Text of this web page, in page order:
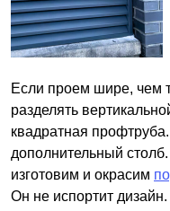
Если проем шире, чем
разделять
квадратная
дополнительный
изготовим и окрасим
Он не испортит